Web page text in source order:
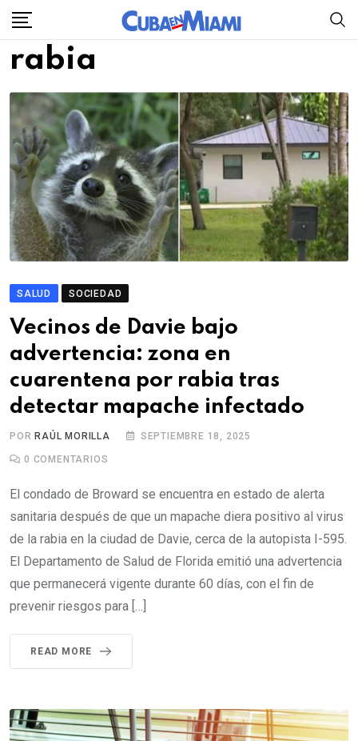
Skip
content
rabia
SALUD SOCIEDAD
Vecinos de Davie bajo
advertencia: zona en
cuarentena por rabia tras
detectar mapache infectado
POR RAÚL MORILLA SEPTIEMBRE 18, 2025
0 COMENTARIOS
El condado de Broward se encuentra en estado de alerta
sanitaria después de que un mapache diera positivo al virus
de la rabia en la ciudad de Davie, cerca de la autopista I-595.
El Departamento de Salud de Florida emitió una advertencia
que permanecerá vigente durante 60 días, con el fin de
prevenir riesgos para […]
READ MORE